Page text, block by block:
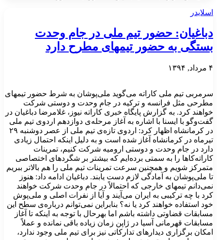
اسلایدر
دباغیان: حضور تیم ملی در جام وحدت
بستگی به حضور تیمهای مطرح دارد
۴ مرداد, ۱۳۹۴
سرمربی تیم ملی کاراته می‌گوید ملی‌پوشان به شرط حضور تیمهای
مطرحی مثل فرانسه و ترکیه در جام وحدت و دوستی شرکت
خواهند کرد. به گزارش پایگاه خبری کاراته نیوز، غلامرضا دباغیان در
گفت‌وگو با ایسنا با اشاره به آغاز مرحله‌ی دوازدهم اردوی تیم ملی
در کرمانشاه اظهار کرد: اردوی تازه‌ی تیم ملی از عصر دوشنبه ۲۹
تیرماه در کرمانشاه آغاز شده است و به دلیل اینکه احتمال زیادی
دارد در جام وحدت و دوستی ارومیه شرکت کنیم، تمرینات
کاراته‌کاها را به سمتی برده‌ایم که بیشتر بر شگردهای اختصاصی
متمرکز شویم و همچنین سرعت تمرینات تیم ملی را هم بالاتر ببریم
تا ملی‌پوشان به آمادگی لازم دست یابند. دباغیان ادامه داد: هنوز
نمی‌دانم تیمهای خارجی‌ که احتمالاً در جام وحدت شرکت خواهند
کرد با چه ترکیبی به ایران می‌آیند و آیا از نفرات اصلی و ملی‌پوش
خود استفاده خواهند کرد یا نه؟ بنابراین نمی‌توانم درباره‌ی سطح این
مسابقات قضاوتی داشته باشم اما بهرحال با توجه به اینکه تا آغاز
مسابقات قهرمانی آسیا در ژاپن زمان زیاده باقی نمانده و عملاً
امکان برگزاری دیدارهای تدارکاتی نیز برای تیم ملی وجود ندارد،